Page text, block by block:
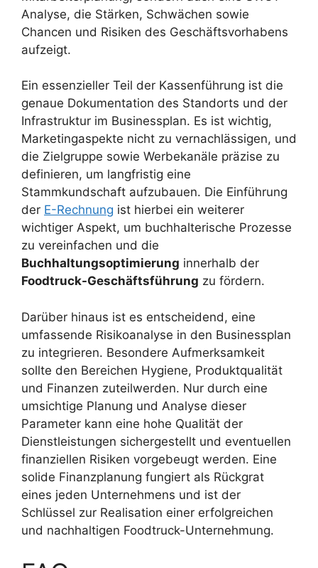
Analyse, die Stärken, Schwächen sowie
Chancen und Risiken des Geschäftsvorhabens
aufzeigt.
Ein essenzieller Teil der Kassenführung ist die
genaue Dokumentation des Standorts und der
Infrastruktur im Businessplan. Es ist wichtig,
Marketingaspekte nicht zu vernachlässigen, und
die Zielgruppe sowie Werbekanäle präzise zu
definieren, um langfristig eine
Stammkundschaft aufzubauen. Die Einführung
der E-Rechnung ist hierbei ein weiterer
wichtiger Aspekt, um buchhalterische Prozesse
zu vereinfachen und die
Buchhaltungsoptimierung innerhalb der
Foodtruck-Geschäftsführung zu fördern.
Darüber hinaus ist es entscheidend, eine
umfassende Risikoanalyse in den Businessplan
zu integrieren. Besondere Aufmerksamkeit
sollte den Bereichen Hygiene, Produktqualität
und Finanzen zuteilwerden. Nur durch eine
umsichtige Planung und Analyse dieser
Parameter kann eine hohe Qualität der
Dienstleistungen sichergestellt und eventuellen
finanziellen Risiken vorgebeugt werden. Eine
solide Finanzplanung fungiert als Rückgrat
eines jeden Unternehmens und ist der
Schlüssel zur Realisation einer erfolgreichen
und nachhaltigen Foodtruck-Unternehmung.